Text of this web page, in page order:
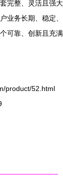
完整、灵活且强大
业务长期、稳定、
可靠、创新且充满
product/52.html